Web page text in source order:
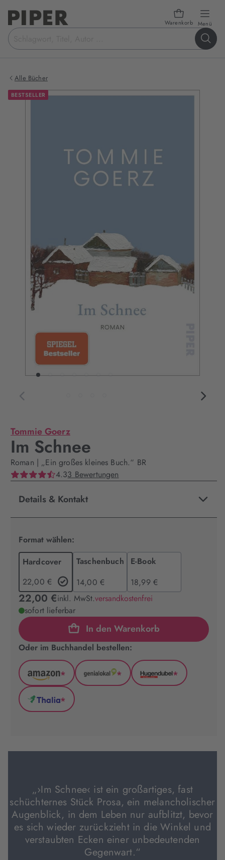
Warenkorb Menü
Suchbegriff
eingeben
Alle Bücher
BESTSELLER
Tommie Goerz
Im Schnee
Roman | „Ein großes kleines Buch.“ BR
4.33 Bewertungen
Details & Kontakt
Format wählen:
Hardcover
22,00 €
Taschenbuch
14,00 €
E-Book
18,99 €
22,00 €inkl. MwSt.versandkostenfrei
sofort lieferbar
In den Warenkorb
Oder im Buchhandel bestellen:
Amazon
(wird
in
neuem
*
GenialLokal
*
Hugendubel
*
Thalia
Tab
*
„›Im Schnee‹ ist ein großartiges, fast
schüchternes Stück Prosa, ein melancholischer
Augenblick, in dem Leben nur aufblitzt, bevor
es sich wieder zurückzieht in die Winkel und
verstaubten Ecken einer unbedeutenden
Gegenwart.“